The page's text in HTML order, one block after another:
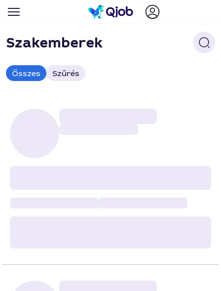
Szakemberek
Összes Szűrés